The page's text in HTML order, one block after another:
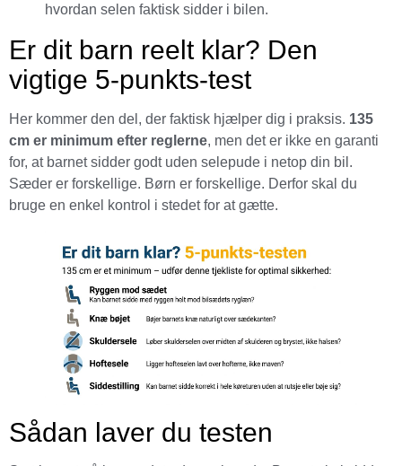
hvordan selen faktisk sidder i bilen.
Er dit barn reelt klar? Den
vigtige 5-punkts-test
Her kommer den del, der faktisk hjælper dig i praksis. 135
cm er minimum efter reglerne, men det er ikke en garanti
for, at barnet sidder godt uden selepude i netop din bil.
Sæder er forskellige. Børn er forskellige. Derfor skal du
bruge en enkel kontrol i stedet for at gætte.
Sådan laver du testen